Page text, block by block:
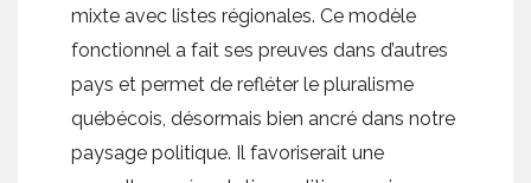
mixte avec listes régionales. Ce modèle
fonctionnel a fait ses preuves dans d’autres
pays et permet de refléter le pluralisme
québécois, désormais bien ancré dans notre
paysage politique. Il favoriserait une